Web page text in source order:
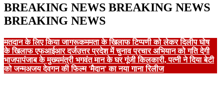
BREAKING NEWS BREAKING NEWS
BREAKING NEWS
मतदान के लिए किया जागरूकममता के खिलाफ टिप्पणी को लेकर दिलीप घोष
के खिलाफ एफआईआर दर्जउत्तर प्रदेश में चुनाव प्रचार अभियान को गति देगी
भाजपापंजाब के मुख्यमंत्री भगवंत मान के घर गूंजी किलकारी, पत्नी ने दिया बेटी
को जन्मअजय देवगन की फिल्म 'मैदान' का नया गाना रिलीज